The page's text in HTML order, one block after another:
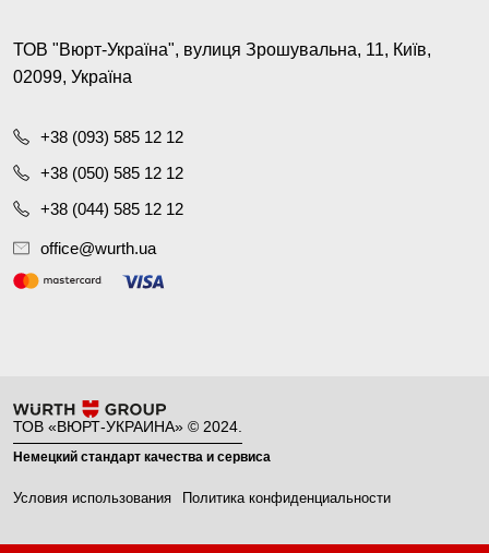
ТОВ "Вюрт-Україна", вулиця Зрошувальна, 11, Київ,
02099, Україна
+38 (093) 585 12 12
+38 (050) 585 12 12
+38 (044) 585 12 12
office@wurth.ua
ТОВ «ВЮРТ-УКРАИНА» © 2024.
Немецкий стандарт качества и сервиса
Условия использования Политика конфиденциальности